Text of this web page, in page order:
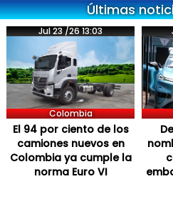
Últimas
Jul 23 /26 13:03
Colombia
El 94 por ciento de los
camiones nuevos en
Colombia ya cumple la
norma Euro VI